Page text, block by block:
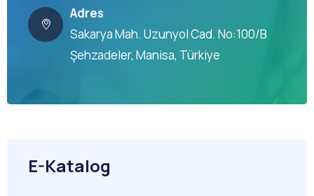
Adres
Sakarya Mah. Uzunyol Cad. No:100/B
Şehzadeler, Manisa, Türkiye
E-Katalog